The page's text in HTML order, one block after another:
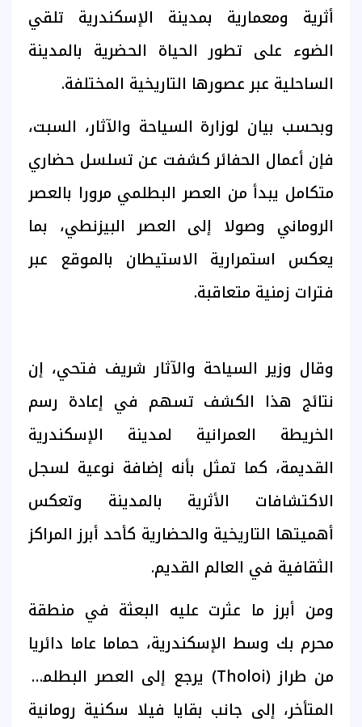
أثرية ومعمارية بمدينة الإسكندرية تلقي
الضوء على تطور الحياة الحضرية بالمدينة
الساحلية عبر عصورها التاريخية المختلفة.
وبحسب بيان لوزارة السياحة والآثار، السبت،
فإن أعمال الحفائر كشفت عن تسلسل حضاري
متكامل يبدأ من العصر البطلمي مرورا بالعصر
الروماني وصولا إلى العصر البيزنطي، بما
يعكس استمرارية الاستيطان بالموقع عبر
فترات زمنية متعاقبة.
وقال وزير السياحة والآثار شريف فتحي، إن
نتائج هذا الكشف تسهم في إعادة رسم
الخريطة العمرانية لمدينة الإسكندرية
القديمة، كما تمثل بأنه إضافة نوعية لسجل
الاكتشافات الأثرية بالمدينة وتعكس
أهميتها التاريخية والحضارية كأحد أبرز المراكز
الثقافية في العالم القديم.
ومن أبرز ما عثرت عليه البعثة في منطقة
محرم بك وسط الإسكندرية، حماما عاما دائريا
من طراز (Tholoi) يرجع إلى العصر البطلمي
المتأخر، إلى جانب بقايا فيلا سكنية رومانية